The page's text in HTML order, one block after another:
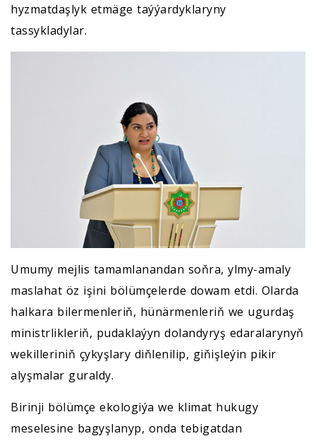
hyzmatdaşlyk etmäge taýýardyklaryny
tassykladylar.
Umumy mejlis tamamlanandan soňra, ylmy-amaly
maslahat öz işini bölümçelerde dowam etdi. Olarda
halkara bilermenleriň, hünärmenleriň we ugurdaş
ministrlikleriň, pudaklaýyn dolandyryş edaralarynyň
wekilleriniň çykyşlary diňlenilip, giňişleýin pikir
alyşmalar guraldy.
Birinji bölümçe ekologiýa we klimat hukugy
meselesine bagyşlanyp, onda tebigatdan